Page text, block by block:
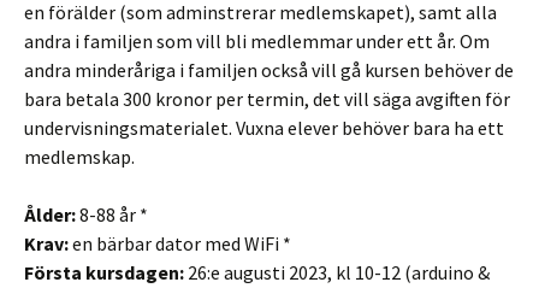
en förälder (som adminstrerar medlemskapet), samt alla
andra i familjen som vill bli medlemmar under ett år. Om
andra minderåriga i familjen också vill gå kursen behöver de
bara betala 300 kronor per termin, det vill säga avgiften för
undervisningsmaterialet. Vuxna elever behöver bara ha ett
medlemskap.
Ålder:8-88 år *
Krav:en bärbar dator med WiFi *
Första kursdagen: 26:e augusti 2023, kl 10-12 (arduino &